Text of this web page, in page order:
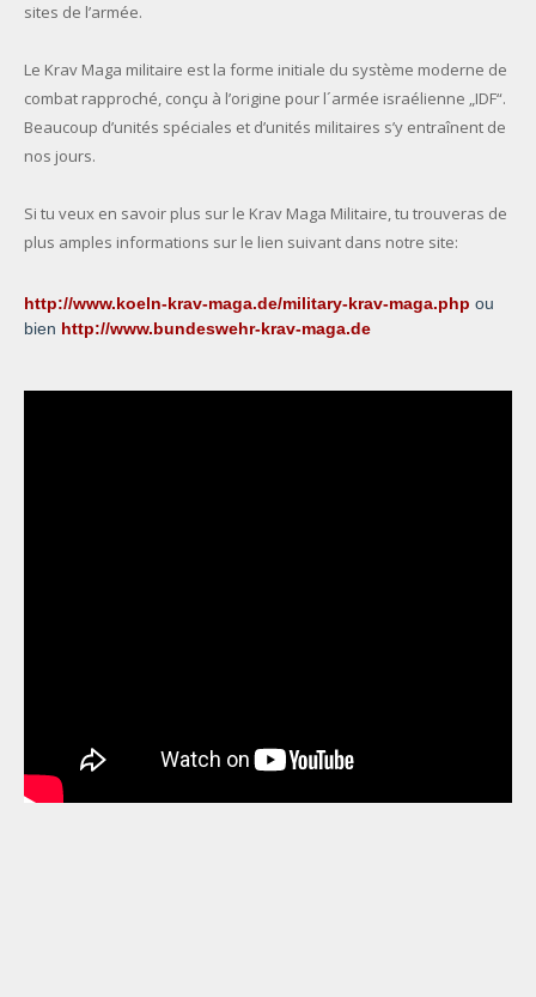
sites de l’armée.
Le Krav Maga militaire est la forme initiale du système moderne de
combat rapproché, conçu à l’origine pour l´armée israélienne „IDF“.
Beaucoup d’unités spéciales et d’unités militaires s’y entraînent de
nos jours.
Si tu veux en savoir plus sur le Krav Maga Militaire, tu trouveras de
plus amples informations sur le lien suivant dans notre site:
http://www.koeln-krav-maga.de/military-krav-maga.php ou
bien http://www.bundeswehr-krav-maga.de